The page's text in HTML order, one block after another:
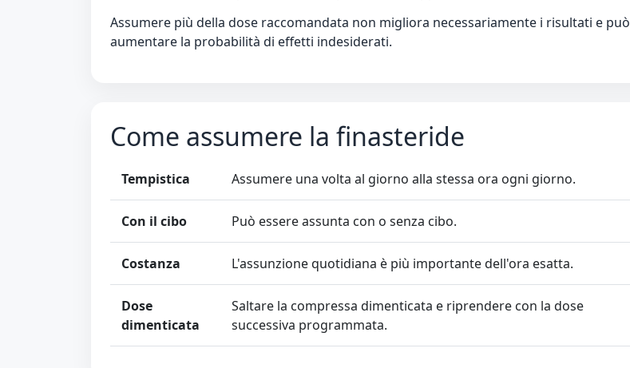
Assumere più della dose raccomandata non migliora necessariamente i risultati e può
aumentare la probabilità di effetti indesiderati.
Come assumere la finasteride
Tempistica Assumere una volta al giorno alla stessa ora ogni giorno.
Con il cibo Può essere assunta con o senza cibo.
Costanza L'assunzione quotidiana è più importante dell'ora esatta.
Dose
dimenticata
Saltare la compressa dimenticata e riprendere con la dose
successiva programmata.